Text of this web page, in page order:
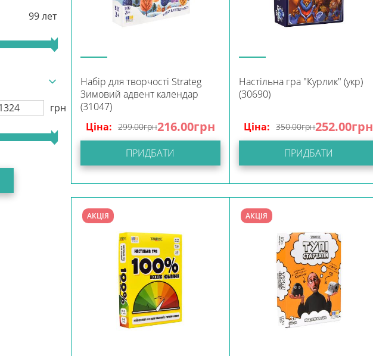
99 лет
грн
Набір для творчості Strateg
Зимовий адвент календар
(31047)
Ціна: 299.00грн216.00грн
ПРИДБАТИ
Настільна гра "Курлик" (укр)
(30690)
Ціна: 350.00грн252.00грн
ПРИДБАТИ
АКЦІЯ АКЦІЯ